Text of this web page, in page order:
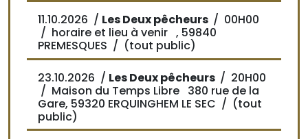
11.10.2026 / Les Deux pêcheurs / 00H00
/ horaire et lieu à venir , 59840
PREMESQUES / (tout public)
23.10.2026 / Les Deux pêcheurs / 20H00
/ Maison du Temps Libre 380 rue de la
Gare, 59320 ERQUINGHEM LE SEC / (tout
public)